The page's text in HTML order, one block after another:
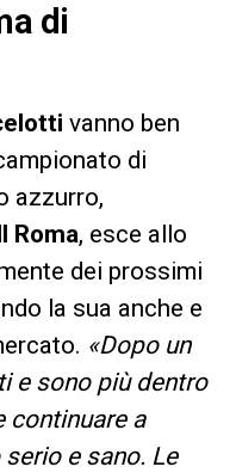
di
vanno ben
di
azzurro,
Il Roma, esce allo
dei prossimi
la sua anche e
«Dopo un
e sono più dentro
continuare a
e sano. Le